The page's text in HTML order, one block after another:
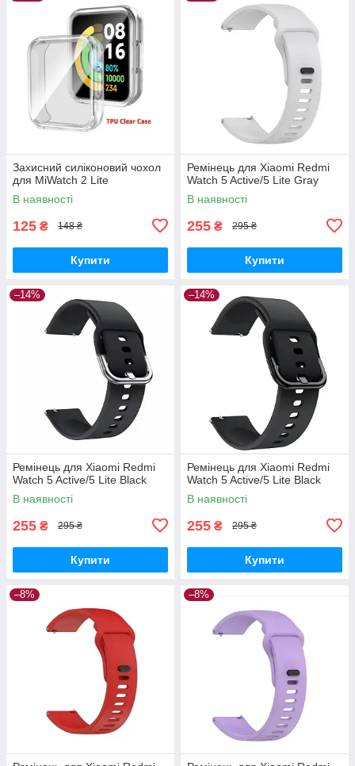
Захисний силіконовий чохол
для MiWatch 2 Lite
В наявності
125 ₴ 148 ₴
Купити
Ремінець для Xiaomi Redmi
Watch 5 Active/5 Lite Gray
В наявності
255 ₴ 295 ₴
Купити
–14%
Ремінець для Xiaomi Redmi
Watch 5 Active/5 Lite Black
В наявності
255 ₴ 295 ₴
Купити
–14%
Ремінець для Xiaomi Redmi
Watch 5 Active/5 Lite Black
В наявності
255 ₴ 295 ₴
Купити
–8% –8%